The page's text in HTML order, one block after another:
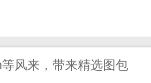
风来，带来精选图包